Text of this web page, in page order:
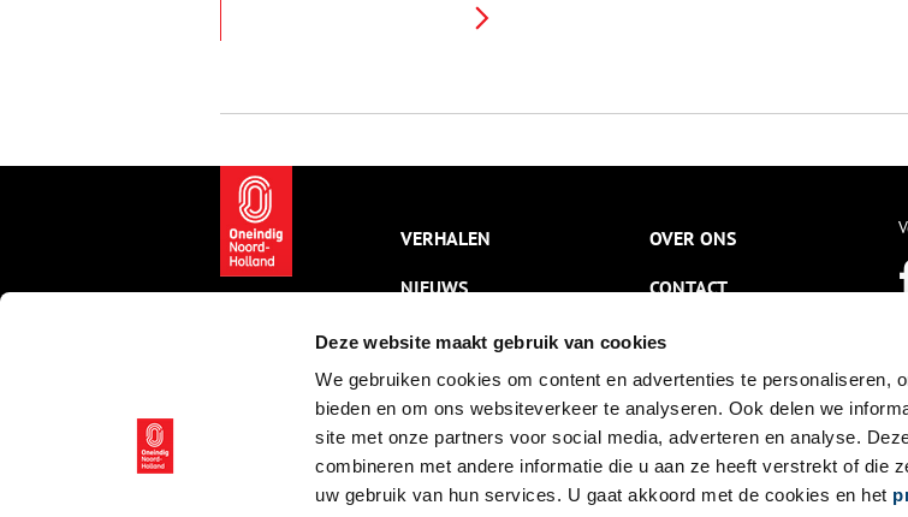
Deze website maakt gebruik van cookies
We gebruiken cookies om content en advertenties te personaliseren,
bieden en om ons websiteverkeer te analyseren. Ook delen we
site met onze partners voor social media, adverteren en analyse.
combineren met andere informatie die u aan ze heeft verstrekt of die
uw gebruik van hun services. U gaat akkoord met de cookies en het
riviertje de levensader van de
VERHALEN
NIEUWS
KALENDER
THEMA’S
ACTIVITEITEN
VIDEO’S
OVER ONS
CONTACT
NIEUWSBRIEF
DISCLAIMER
PRIVACY
TOEGANKELIJKHEID